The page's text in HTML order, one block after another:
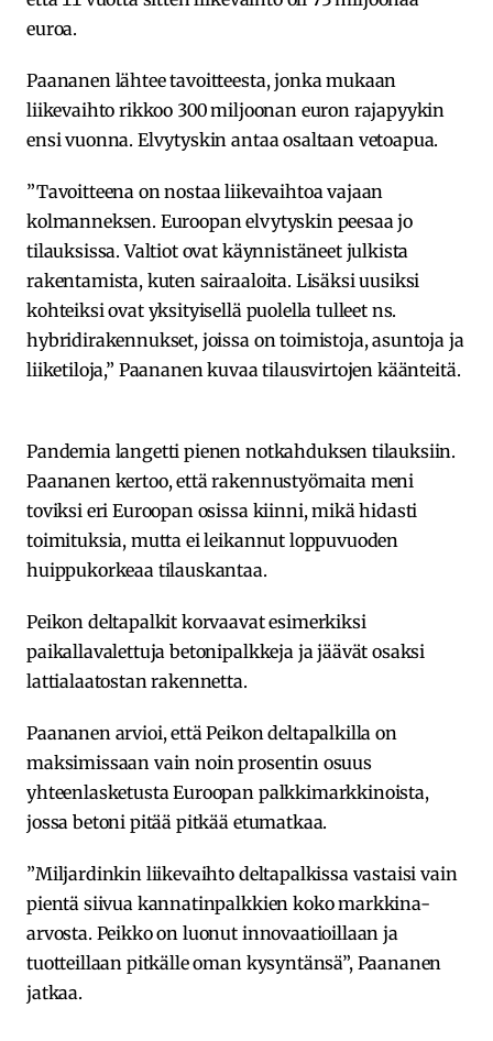
euroa.
Paananen lähtee tavoitteesta, jonka mukaan
liikevaihto rikkoo 300 miljoonan euron rajapyykin
ensi vuonna. Elvytyskin antaa osaltaan vetoapua.
”Tavoitteena on nostaa liikevaihtoa vajaan
kolmanneksen. Euroopan elvytyskin peesaa jo
tilauksissa. Valtiot ovat käynnistäneet julkista
rakentamista, kuten sairaaloita. Lisäksi uusiksi
kohteiksi ovat yksityisellä puolella tulleet ns.
hybridirakennukset, joissa on toimistoja, asuntoja ja
liiketiloja,” Paananen kuvaa tilausvirtojen käänteitä.
Pandemia langetti pienen notkahduksen tilauksiin.
Paananen kertoo, että rakennustyömaita meni
toviksi eri Euroopan osissa kiinni, mikä hidasti
toimituksia, mutta ei leikannut loppuvuoden
huippukorkeaa tilauskantaa.
Peikon deltapalkit korvaavat esimerkiksi
paikallavalettuja betonipalkkeja ja jäävät osaksi
lattialaatostan rakennetta.
Paananen arvioi, että Peikon deltapalkilla on
maksimissaan vain noin prosentin osuus
yhteenlasketusta Euroopan palkkimarkkinoista,
jossa betoni pitää pitkää etumatkaa.
”Miljardinkin liikevaihto deltapalkissa vastaisi vain
pientä siivua kannatinpalkkien koko markkina-
arvosta. Peikko on luonut innovaatioillaan ja
tuotteillaan pitkälle oman kysyntänsä”, Paananen
jatkaa.